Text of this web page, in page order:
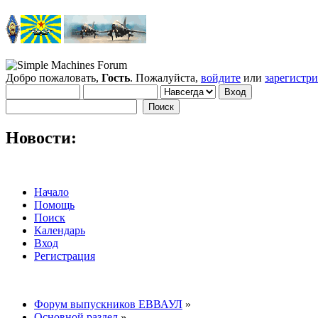
Добро пожаловать, Гость. Пожалуйста, войдите или
Новости:
Начало
Помощь
Поиск
Календарь
Вход
Регистрация
Форум выпускников ЕВВАУЛ »